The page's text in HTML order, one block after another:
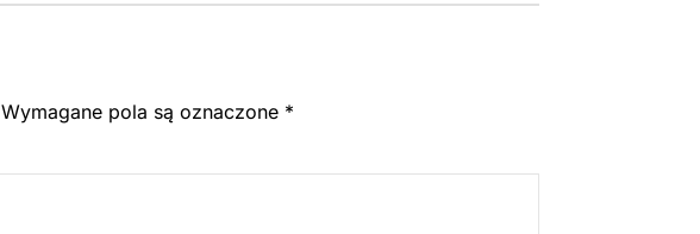
Wymagane pola są oznaczone *